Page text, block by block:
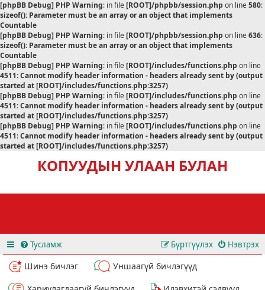
[phpBB Debug] PHP Warning: in file[ROOT]/phpbb/session.php on line580:
sizeof(): Parameter must be an array or an object that implements
Countable
[phpBB Debug] PHP Warning: in file[ROOT]/phpbb/session.php on line636:
sizeof(): Parameter must be an array or an object that implements
Countable
[phpBB Debug] PHP Warning: in file[ROOT]/includes/functions.php on line
4511:Cannot modify header information - headers already sent by (output
started at [ROOT]/includes/functions.php:3257)
[phpBB Debug] PHP Warning: in file[ROOT]/includes/functions.php on line
4511:Cannot modify header information - headers already sent by (output
started at [ROOT]/includes/functions.php:3257)
[phpBB Debug] PHP Warning: in file[ROOT]/includes/functions.php on line
4511:Cannot modify header information - headers already sent by (output
started at [ROOT]/includes/functions.php:3257)
КОПУУДЫН УЛААН БУЛАН
Тусламж Нэвтрэх
Бүртгүүлэх
Шинэ бичлэг
Уншаагүй бичлэгүүд